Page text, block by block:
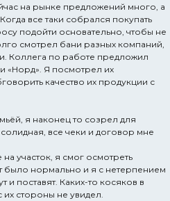
на рынке предложений много, а
все таки собрался покупать
подойти основательно, чтобы не
смотрел бани разных компаний,
Коллега по работе предложил
«Норд». Я посмотрел их
качество их продукции с
я наконец то созрел для
все чеки и договор мне
участок, я смог осмотреть
было нормально и я с нетерпением
и поставят. Каких-то косяков в
стороны не увидел.